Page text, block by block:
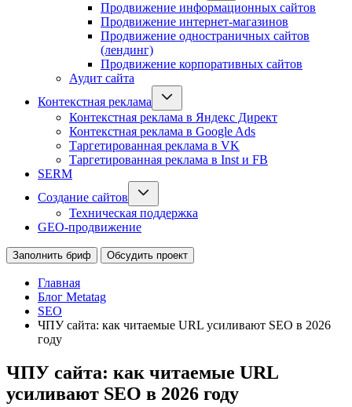
Продвижение информационных сайтов
Продвижение интернет-магазинов
Продвижение одностраничных сайтов
(лендинг)
Продвижение корпоративных сайтов
Аудит сайта
Контекстная реклама
Контекстная реклама в Яндекс Директ
Контекстная реклама в Google Ads
Таргетированная реклама в VK
Таргетированная реклама в Inst и FB
SERM
Создание сайтов
Техническая поддержка
GEO-продвижение
Заполнить бриф Обсудить проект
Главная
Блог Metatag
SEO
ЧПУ сайта: как читаемые URL усиливают SEO в 2026
году
ЧПУ сайта: как читаемые URL
усиливают SEO в 2026 году